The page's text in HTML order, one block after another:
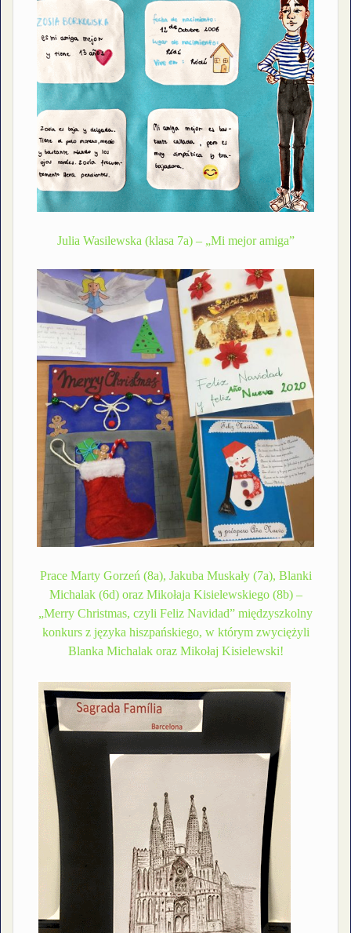
Julia Wasilewska (klasa 7a) – „Mi mejor amiga”
Prace Marty Gorzeń (8a), Jakuba Muskały (7a), Blanki
Michalak (6d) oraz Mikołaja Kisielewskiego (8b) –
„Merry Christmas, czyli Feliz Navidad” międzyszkolny
konkurs z języka hiszpańskiego, w którym zwyciężyli
Blanka Michalak oraz Mikołaj Kisielewski!